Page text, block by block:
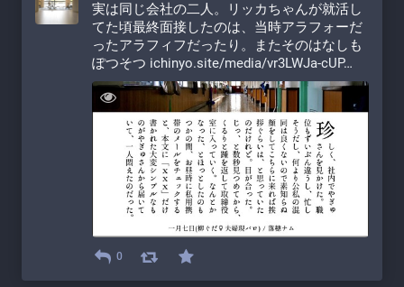
実は同じ会社の二人。リッカちゃんが就活し
てた頃最終面接したのは、当時アラフォーだ
ったアラフィフだったり。またそのはなしも
ぽつそつ ichinyo.site/media/vr3LWJa-cUP
0